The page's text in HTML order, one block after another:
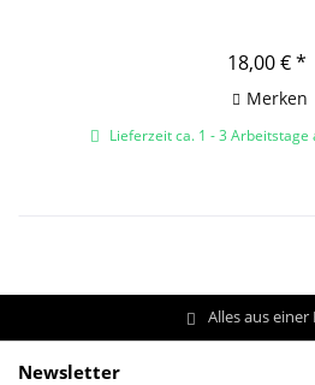
18,00 € *
Merken
Lieferzeit ca. 1 - 3
Alles aus einer
Newsletter